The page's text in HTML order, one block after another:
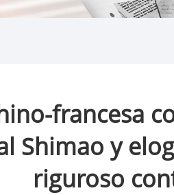
francesa
Shimao y
riguroso